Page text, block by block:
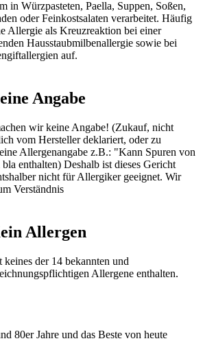
in Würzpasteten, Paella, Suppen, Soßen,
oder Feinkostsalaten verarbeitet. Häufig
Allergie als Kreuzreaktion bei einer
Hausstaubmilbenallergie sowie bei
auf.
Angabe
wir keine Angabe! (Zukauf, nicht
vom Hersteller deklariert, oder zu
Allergenangabe z.B.: "Kann Spuren von
bla enthalten) Deshalb ist dieses Gericht
nicht für Allergiker geeignet. Wir
Verständnis
Allergen
keines der 14 bekannten und
Allergene enthalten.
80er Jahre und das Beste von heute